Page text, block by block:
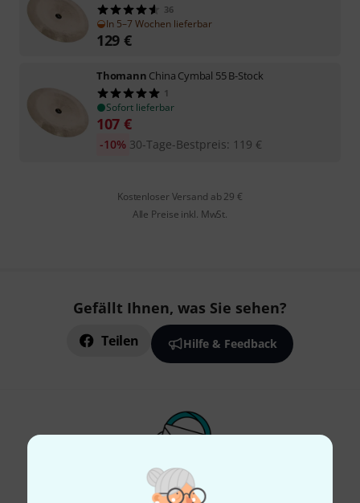
36
In 5–7 Wochen lieferbar
129 €
Thomann China Cymbal 55 B-Stock
1
Sofort lieferbar
107 €
30-Tage-Bestpreis: 119 €
-10%
Kostenloser Versand ab 29 €
Alle Preise inkl. MwSt.
Gefällt Ihnen, was Sie sehen?
Teilen Hilfe & Feedback
Thomann Newsletter